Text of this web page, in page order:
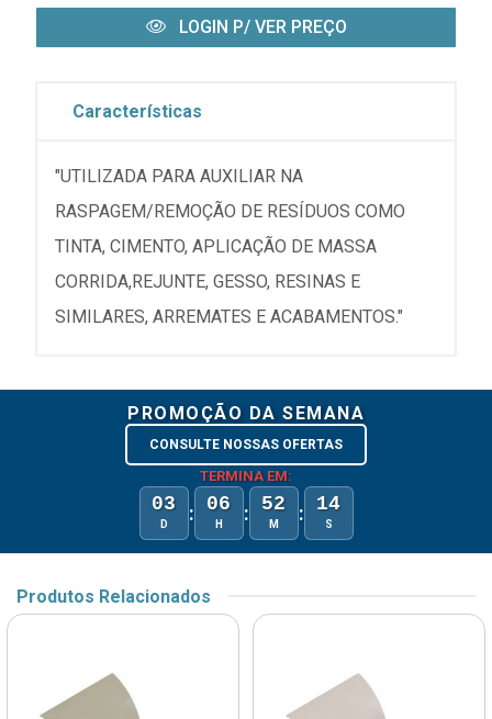
LOGIN P/ VER PREÇO
Características
"UTILIZADA PARA AUXILIAR NA
RASPAGEM/REMOÇÃO DE RESÍDUOS COMO
TINTA, CIMENTO, APLICAÇÃO DE MASSA
CORRIDA,REJUNTE, GESSO, RESINAS E
SIMILARES, ARREMATES E ACABAMENTOS."
PROMOÇÃO DA SEMANA
CONSULTE NOSSAS OFERTAS
TERMINA EM:
03
D : 06
H : 52
M : 14
S
Produtos Relacionados